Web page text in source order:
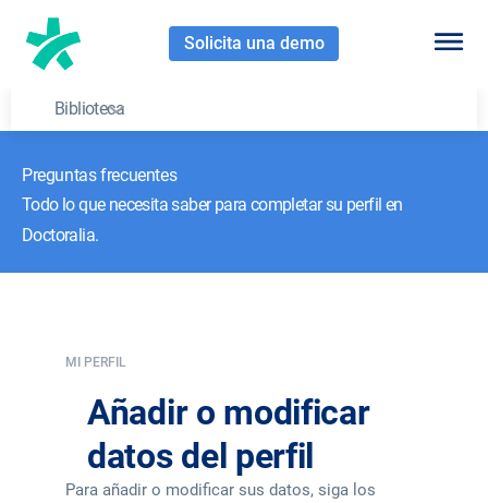
Solicita una demo
Biblioteca
Preguntas frecuentes
Todo lo que necesita saber para completar su perfil en
Doctoralia.
MI PERFIL
Añadir o modificar
datos del perfil
Para añadir o modificar sus datos, siga los